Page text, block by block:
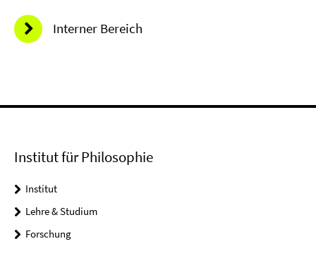
Interner Bereich
Institut für Philosophie
Institut
Lehre & Studium
Forschung